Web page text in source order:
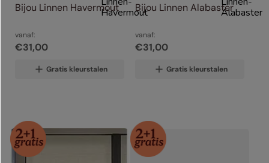
Bijou Linnen Havermout
vanaf:
€31,00
Gratis kleurstalen
Bijou Linnen Alabaster
vanaf:
€31,00
Gratis kleurstalen